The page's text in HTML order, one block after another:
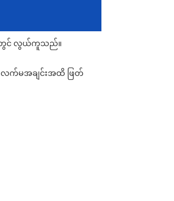
င်းတွင် လွယ်ကူသည်။
က်မအချင်းအထိ ဖြတ်